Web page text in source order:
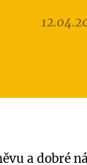
a dobré